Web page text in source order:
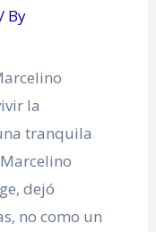
/ By
la
tranquila
dejó
no como un